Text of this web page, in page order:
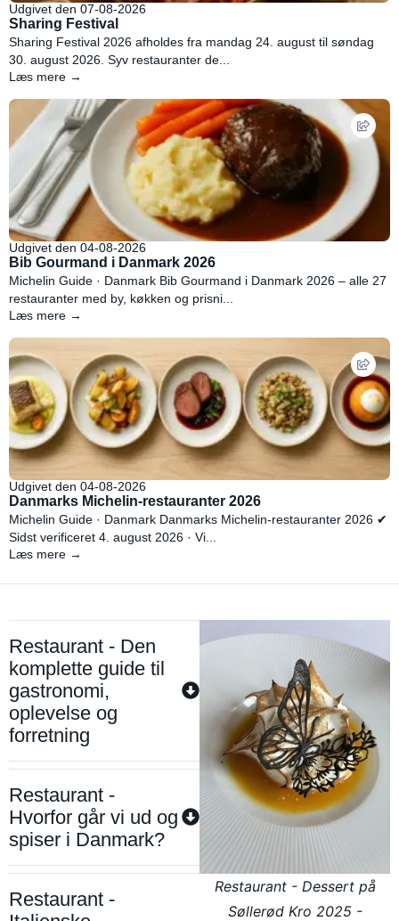
Udgivet den 07-08-2026
Sharing Festival
Sharing Festival 2026 afholdes fra mandag 24. august til søndag
30. august 2026. Syv restauranter de...
Læs mere →
Udgivet den 04-08-2026
Bib Gourmand i Danmark 2026
Michelin Guide · Danmark Bib Gourmand i Danmark 2026 – alle 27
restauranter med by, køkken og prisni...
Læs mere →
Udgivet den 04-08-2026
Danmarks Michelin-restauranter 2026
Michelin Guide · Danmark Danmarks Michelin-restauranter 2026 ✔
Sidst verificeret 4. august 2026 · Vi...
Læs mere →
Restaurant - Den
komplette guide til
gastronomi,
oplevelse og
forretning
Restaurant -
Hvorfor går vi ud og
spiser i Danmark?
Restaurant -
Restaurant - Dessert på
Søllerød Kro 2025 -